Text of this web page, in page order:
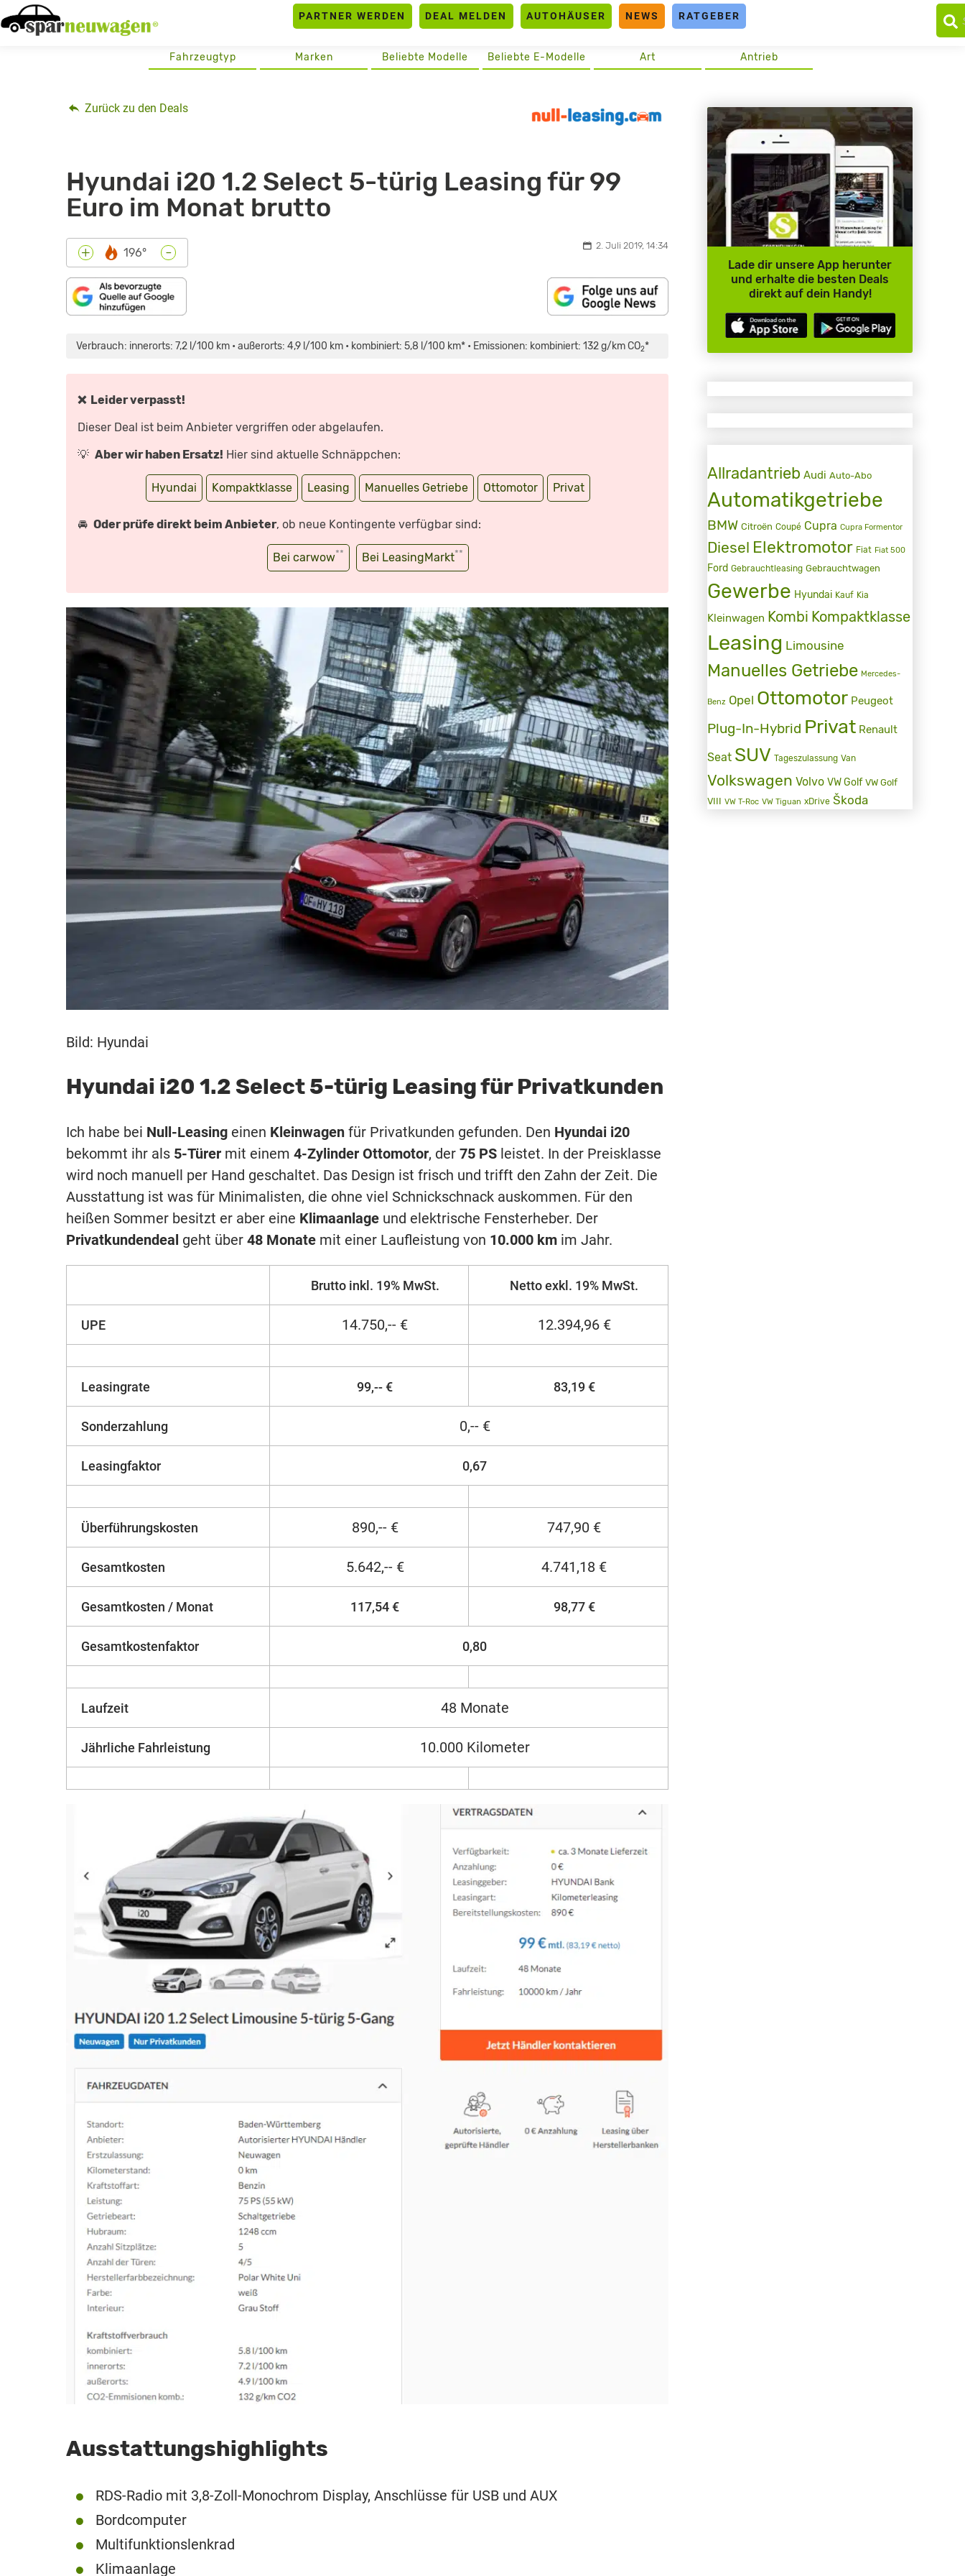
Skip
to
PARTNER WERDEN DEAL MELDEN AUTOHÄUSER NEWS RATGEBER
Antrieb
Art
Beliebte E-Modelle
Beliebte Modelle
Marken
Fahrzeugtyp
Zurück zu den Deals
Hyundai i20 1.2 Select 5-türig Leasing für 99
Euro im Monat brutto
+ 196° - 2. Juli 2019, 14:34
Verbrauch: innerorts: 7,2 l/100 km • außerorts: 4,9 l/100 km • kombiniert: 5,8 l/100 km* • Emissionen: kombiniert: 132 g/km CO2*
❌ Leider verpasst!
Dieser Deal ist beim Anbieter vergriffen oder abgelaufen.
💡 Aber wir haben Ersatz! Hier sind aktuelle Schnäppchen:
Hyundai Kompaktklasse Leasing Manuelles Getriebe Ottomotor Privat
🚘 Oder prüfe direkt beim Anbieter, ob neue Kontingente verfügbar sind:
Bei carwow** Bei LeasingMarkt**
Bild: Hyundai
Hyundai i20 1.2 Select 5-türig Leasing für Privatkunden
Ich habe bei Null-Leasing einen Kleinwagen für Privatkunden gefunden. Den Hyundai i20
bekommt ihr als 5-Türer mit einem 4-Zylinder Ottomotor, der 75 PS leistet. In der Preisklasse
wird noch manuell per Hand geschaltet. Das Design ist frisch und trifft den Zahn der Zeit. Die
Ausstattung ist was für Minimalisten, die ohne viel Schnickschnack auskommen. Für den
heißen Sommer besitzt er aber eine Klimaanlage und elektrische Fensterheber. Der
Privatkundendeal geht über 48 Monate mit einer Laufleistung von 10.000 km im Jahr.
Brutto inkl. 19% MwSt. Netto exkl. 19% MwSt.
UPE 14.750,-- € 12.394,96 €
Leasingrate 99,-- € 83,19 €
Sonderzahlung 0,-- €
Leasingfaktor 0,67
Überführungskosten 890,-- € 747,90 €
Gesamtkosten 5.642,-- € 4.741,18 €
Gesamtkosten / Monat 117,54 € 98,77 €
Gesamtkostenfaktor 0,80
Laufzeit 48 Monate
Jährliche Fahrleistung 10.000 Kilometer
Ausstattungshighlights
RDS-Radio mit 3,8-Zoll-Monochrom Display, Anschlüsse für USB und AUX
Bordcomputer
Multifunktionslenkrad
Klimaanlage
I20
1.2“
ANZEIGEN
Lade dir unsere App herunter
und erhalte die besten Deals
direkt auf dein Handy!
Allradantrieb Audi Auto-Abo
Automatikgetriebe
BMW Citroën Coupé Cupra Cupra Formentor
Diesel Elektromotor Fiat Fiat 500
Ford Gebrauchtleasing Gebrauchtwagen
Gewerbe Hyundai Kauf Kia
Kleinwagen Kombi Kompaktklasse
Leasing Limousine
Manuelles Getriebe Mercedes-
Benz Opel Ottomotor Peugeot
Plug-In-Hybrid Privat Renault
Seat SUV Tageszulassung Van
Volkswagen Volvo VW Golf VW Golf
VIII VW T-Roc VW Tiguan xDrive Škoda